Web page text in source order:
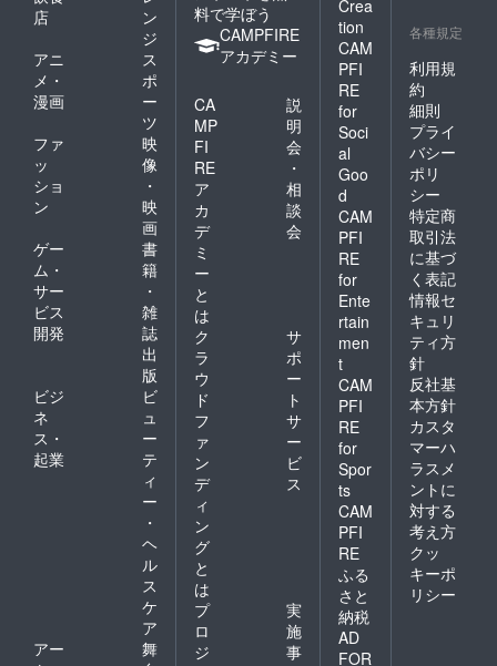
店
ン
ジ
アニ
メ・
漫画
ス
ポ
ー
ツ
ファ
ッ
ショ
ン
映
像
・
映
画
ゲー
ム・
サー
ビス
開発
書
籍
・
雑
誌
出
版
ビジ
ネ
ス・
起業
ビ
ュ
ー
テ
ィ
ー
・
ヘ
ル
ス
ケ
ア
アー
舞
料で学ぼう
CAMPFIRE
アカデミー
CA
MP
FI
RE
ア
カ
デ
ミ
ー
と
は
説
明
会
・
相
談
会
ク
ラ
ウ
ド
フ
ァ
ン
デ
ィ
ン
グ
と
は
サ
ポ
ー
ト
サ
ー
ビ
ス
プ
ロ
ジ
実
施
事
Crea
tion
CAM
PFI
RE
for
Soci
al
Goo
d
CAM
PFI
RE
for
Ente
rtain
men
t
CAM
PFI
RE
for
Spor
ts
CAM
PFI
RE
ふる
さと
納税
AD
FOR
各種規定
利用規
約
細則
プライ
バシー
ポリ
シー
特定商
取引法
に基づ
く表記
情報セ
キュリ
ティ方
針
反社基
本方針
カスタ
マーハ
ラスメ
ントに
対する
考え方
クッ
キーポ
リシー